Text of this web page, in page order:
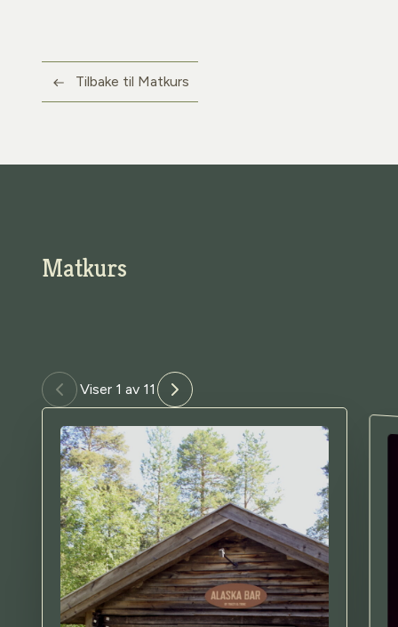
Tilbake til Matkurs
Matkurs
Viser 1 av 11